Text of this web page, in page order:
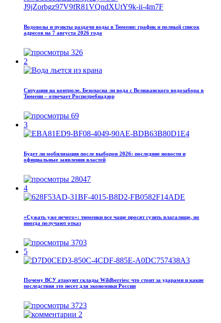
Водовозы и пункты раздачи воды в Тюмени: график и полный список
адресов на 7 августа 2026 года
326
2
Ситуация на контроле. Безопасна ли вода с Велижанского водозабора в
Тюмени – отвечает Роспотребнадзор
69
3
Будет ли мобилизация после выборов 2026: последние новости и
официальные заявления властей
28047
4
«Сужать уже нечего»: тюменки все чаще просят сузить влагалище, но
иногда получают отказ
3703
5
Почему ВСУ атакуют склады Wildberries: что стоит за ударами и какие
последствия это несет для экономики России
3723
2